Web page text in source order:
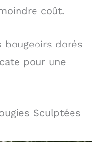
coût.
bougeoirs dorés
pour une
Sculptées